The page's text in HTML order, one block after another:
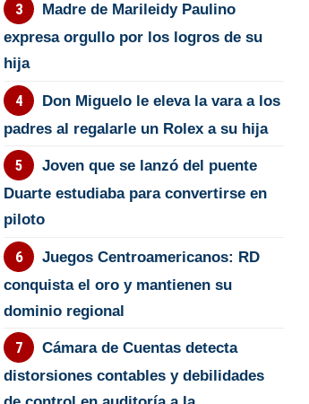
Madre de Marileidy Paulino
expresa orgullo por los logros de su
hija
Don Miguelo le eleva la vara a los
padres al regalarle un Rolex a su hija
Joven que se lanzó del puente
Duarte estudiaba para convertirse en
piloto
Juegos Centroamericanos: RD
conquista el oro y mantienen su
dominio regional
Cámara de Cuentas detecta
distorsiones contables y debilidades